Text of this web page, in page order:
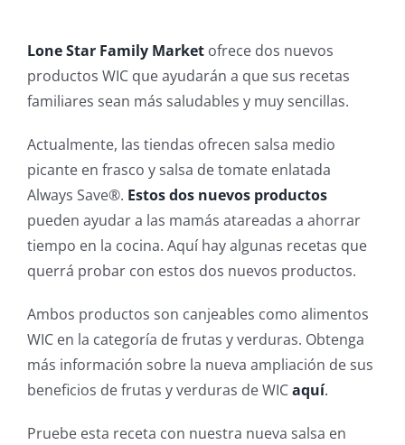
Lone Star Family Market ofrece dos nuevos
productos WIC que ayudarán a que sus recetas
familiares sean más saludables y muy sencillas.
Actualmente, las tiendas ofrecen salsa medio
picante en frasco y salsa de tomate enlatada
Always Save®. Estos dos nuevos productos
pueden ayudar a las mamás atareadas a ahorrar
tiempo en la cocina. Aquí hay algunas recetas que
querrá probar con estos dos nuevos productos.
Ambos productos son canjeables como alimentos
WIC en la categoría de frutas y verduras. Obtenga
más información sobre la nueva ampliación de sus
beneficios de frutas y verduras de WICaquí.
Pruebe esta receta con nuestra nueva salsa en